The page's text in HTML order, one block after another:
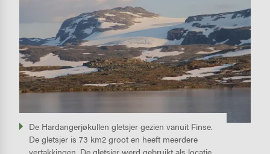
De Hardangerjøkullen gletsjer gezien vanuit Finse.
De gletsjer is 73 km2 groot en heeft meerdere
vertakkingen. De gletsjer werd gebruikt als locatie